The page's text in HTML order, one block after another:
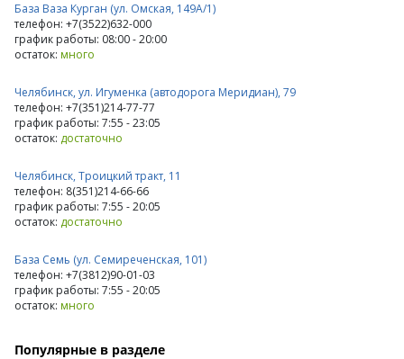
База Ваза Курган (ул. Омская, 149А/1)
телефон: +7(3522)632-000
график работы: 08:00 - 20:00
остаток: много
Челябинск, ул. Игуменка (автодорога Меридиан), 79
телефон: +7(351)214-77-77
график работы: 7:55 - 23:05
остаток: достаточно
Челябинск, Троицкий тракт, 11
телефон: 8(351)214-66-66
график работы: 7:55 - 20:05
остаток: достаточно
База Семь (ул. Семиреченская, 101)
телефон: +7(3812)90-01-03
график работы: 7:55 - 20:05
остаток: много
Популярные в разделе